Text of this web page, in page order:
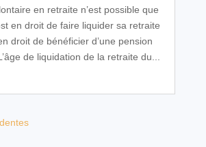
en retraite n’est possible que
en droit de faire liquider sa retraite
droit de bénéficier d’une pension
de liquidation de la retraite du...